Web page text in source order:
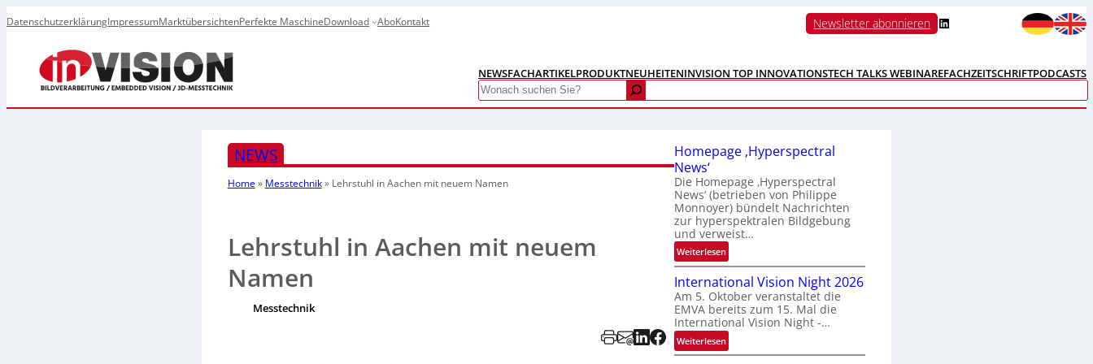
DatenschutzerklärungImpressumMarktübersichtenPerfekte MaschineDownload AboKontakt Newsletter abonnieren LinkedIn
NEWSFACHARTIKELPRODUKTNEUHEITENINVISION TOP INNOVATIONSTECH TALKS WEBINAREFACHZEITSCHRIFTPODCASTS
Search
NEWS
Home» Messtechnik» Lehrstuhl in Aachen mit neuem Namen
Lehrstuhl in Aachen mit neuem
Namen
Messtechnik
Homepage ‚Hyperspectral
News‘
Die Homepage ‚Hyperspectral
News‘ (betrieben von Philippe
Monnoyer) bündelt Nachrichten
zur hyperspektralen Bildgebung
und verweist…
Weiterlesen:
H
o
m
e
p
a
g
International Vision Night 2026
Am 5. Oktober veranstaltet die
EMVA bereits zum 15. Mal die
International Vision Night -…
Weiterlesen:
I